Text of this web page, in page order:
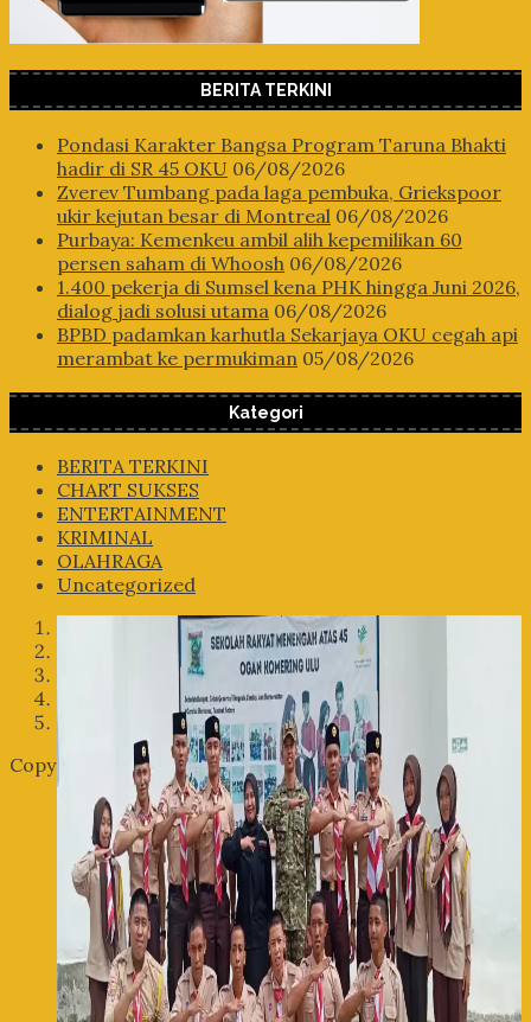
BERITA TERKINI
Pondasi Karakter Bangsa Program Taruna Bhakti
hadir di SR 45 OKU 06/08/2026
Zverev Tumbang pada laga pembuka, Griekspoor
ukir kejutan besar di Montreal 06/08/2026
Purbaya: Kemenkeu ambil alih kepemilikan 60
persen saham di Whoosh 06/08/2026
1.400 pekerja di Sumsel kena PHK hingga Juni 2026,
dialog jadi solusi utama 06/08/2026
BPBD padamkan karhutla Sekarjaya OKU cegah api
merambat ke permukiman 05/08/2026
Kategori
BERITA TERKINI
CHART SUKSES
ENTERTAINMENT
KRIMINAL
OLAHRAGA
Uncategorized
5
Copyright © 2026 | WordPress Theme by
MH Themes